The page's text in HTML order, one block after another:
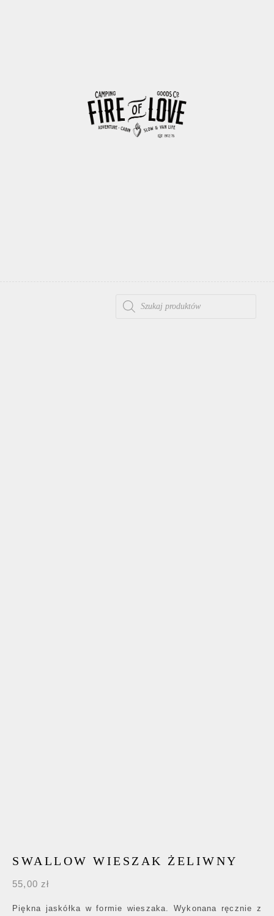
SWALLOW WIESZAK ŻELIWNY
55,00 zł
Piękna jaskółka w formie wieszaka. Wykonana ręcznie z